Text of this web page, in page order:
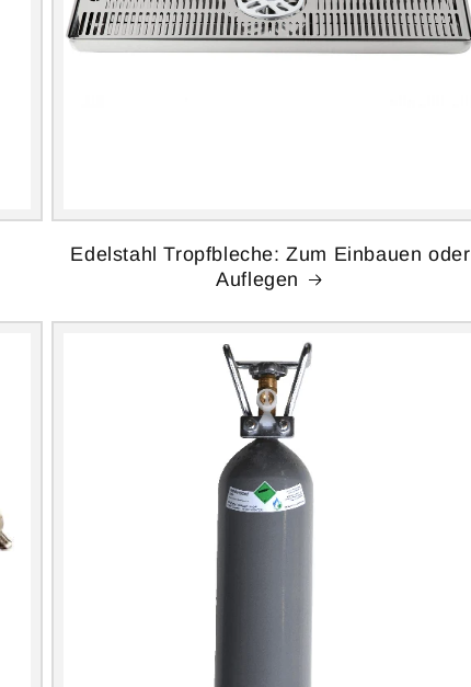
Edelstahl Tropfbleche: Zum Einbauen oder
Auflegen